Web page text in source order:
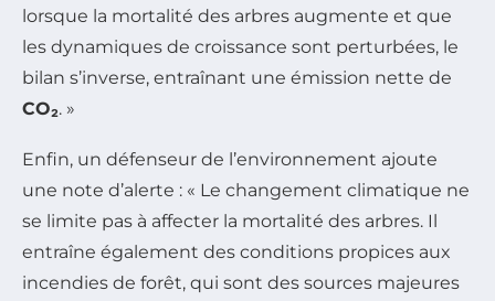
lorsque la mortalité des arbres augmente et que
les dynamiques de croissance sont perturbées, le
bilan s’inverse, entraînant une émission nette de
CO₂. »
Enfin, un défenseur de l’environnement ajoute
une note d’alerte : « Le changement climatique ne
se limite pas à affecter la mortalité des arbres. Il
entraîne également des conditions propices aux
incendies de forêt, qui sont des sources majeures